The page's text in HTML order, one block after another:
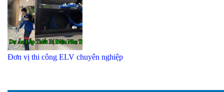
Đơn vị thi công ELV chuyên nghiệp